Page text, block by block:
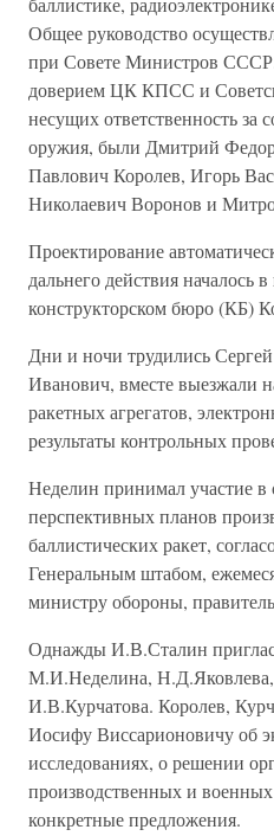
Общее руководство
при Совете Министров
доверием ЦК КПСС и
несущих ответственность за
оружия, были Дмитрий
Павлович Королев, Игорь
Николаевич Воронов и
Проектирование
дальнего действия началось
конструкторском бюро (КБ)
Дни и ночи трудились
Иванович, вместе выезжали
ракетных агрегатов,
результаты контрольных
Неделин принимал участие в
перспективных планов
баллистических ракет,
Генеральным штабом,
министру обороны,
Однажды И.В.Сталин
М.И.Неделина,
И.В.Курчатова. Королев,
Иосифу Виссарионовичу об
исследованиях, о решении
производственных и
конкретные предложения.